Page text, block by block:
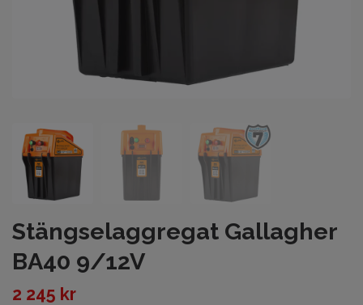
Stängselaggregat Gallagher
BA40 9/12V
2 245 kr